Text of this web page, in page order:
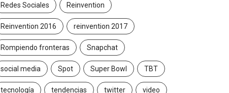
Redes Sociales Reinvention
Reinvention 2016 reinvention 2017
Rompiendo fronteras Snapchat
social media Spot Super Bowl TBT
tecnología tendencias twitter video